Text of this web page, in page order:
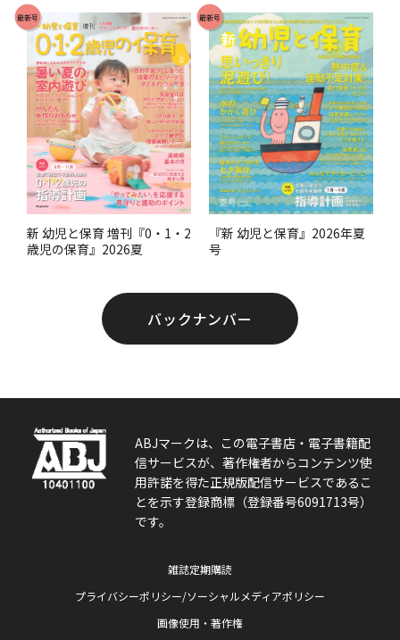
最新号
新 幼児と保育 増刊『0・1・2
歳児の保育』2026夏
最新号
『新 幼児と保育』2026年夏
号
バックナンバー
ABJマークは、この電子書店・電子書籍配
信サービスが、著作権者からコンテンツ使
用許諾を得た正規版配信サービスであるこ
とを示す登録商標（登録番号6091713号）
です。
雑誌定期購読
プライバシーポリシー/ソーシャルメディアポリシー
画像使用・著作権